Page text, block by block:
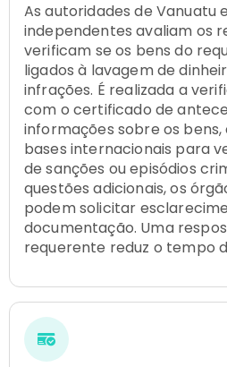
As autoridades de Vanuatu
independentes avaliam os
verificam se os bens do
ligados à lavagem de
infrações. É realizada a
com o certificado de
informações sobre os
bases internacionais para
de sanções ou episódios
questões adicionais, os
podem solicitar
documentação. Uma
requerente reduz o tempo